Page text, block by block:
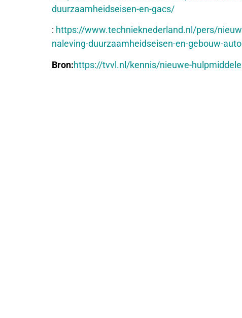
duurzaamheidseisen-en-gacs/
: https://www.technieknederland.nl/pers/
naleving-duurzaamheidseisen-en-gebouw-
Bron:https://tvvl.nl/kennis/nieuwe-